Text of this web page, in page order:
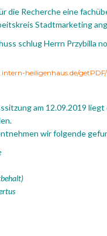
die Recherche eine
Stadtmarketing
schlug Herrn Przybilla
heiligenhaus.de/
am 12.09.2019
wir folgende